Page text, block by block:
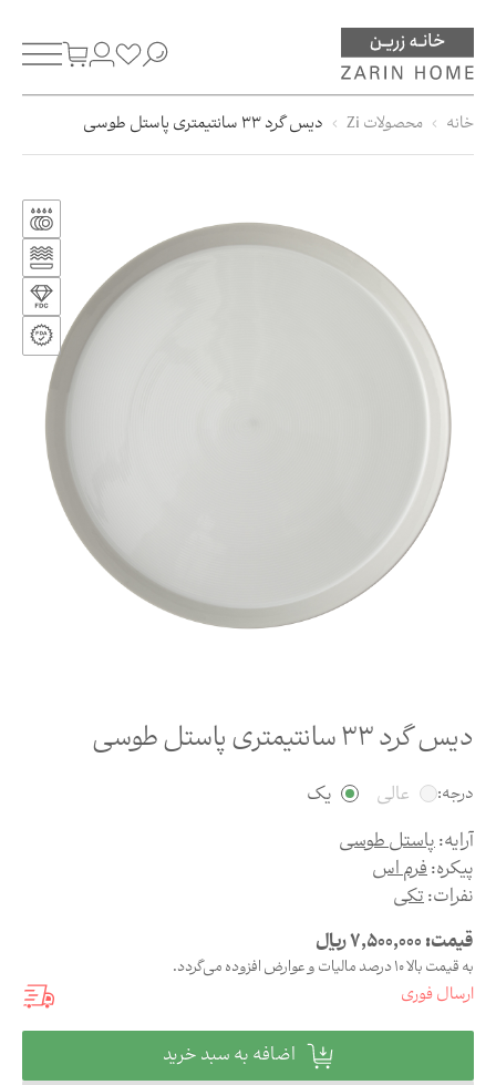
خانه محصولات Zi دیس گرد 33 سانتیمتری پاستل طوسی
دیس گرد 33 سانتیمتری پاستل طوسی
درجه: عالی
یک
آرایه:پاستل طوسی
پیکره:فرم اس
نفرات:تکی
قیمت:7,500,000ریال
به قیمت بالا 10 درصد مالیات و عوارض افزوده می‌گردد.
ارسال فوری
اضافه به سبد خرید